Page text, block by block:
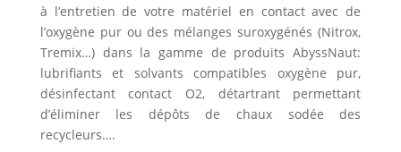
à l’entretien de votre matériel en contact avec de
l’oxygène pur ou des mélanges suroxygénés (Nitrox,
Tremix…) dans la gamme de produits AbyssNaut:
lubrifiants et solvants compatibles oxygène pur,
désinfectant contact O2, détartrant permettant
d’éliminer les dépôts de chaux sodée des
recycleurs….